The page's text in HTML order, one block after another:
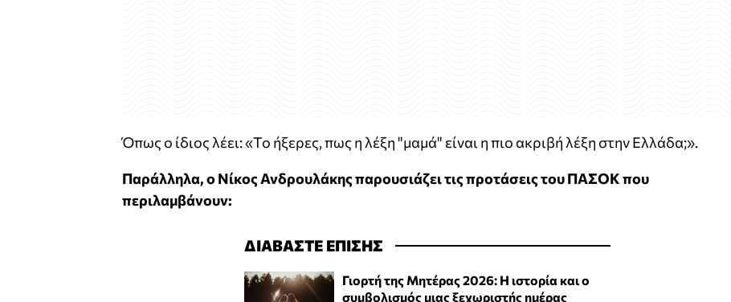
Όπως ο ίδιος λέει: «Το ήξερες, πως η λέξη "μαμά" είναι η πιο ακριβή λέξη στην Ελλάδα;».
Παράλληλα, ο Νίκος Ανδρουλάκης παρουσιάζει τις προτάσεις του ΠΑΣΟΚ που
περιλαμβάνουν:
ΔΙΑΒΑΣΤΕ ΕΠΙΣΗΣ
Γιορτή της Μητέρας 2026: Η ιστορία και ο
συμβολισμός μιας ξεχωριστής ημέρας